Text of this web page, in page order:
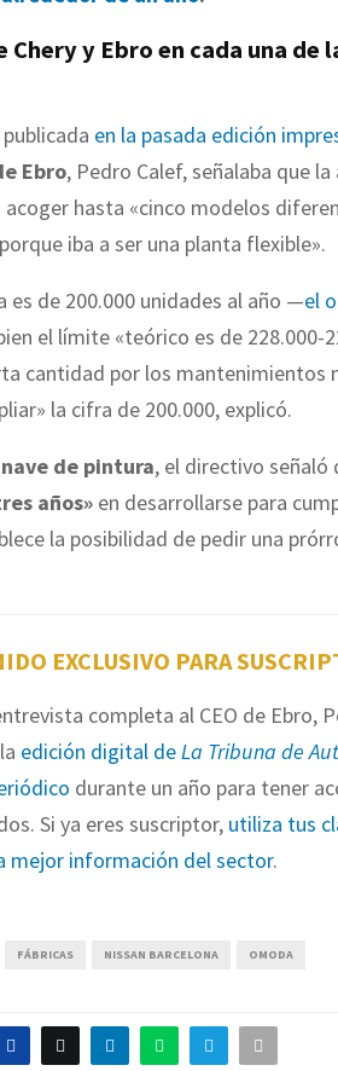
y Ebro en cada una de
en la pasada edición
Ebro, Pedro Calef, señalaba que
hasta «cinco modelos
iba a ser una planta flexible».
de 200.000 unidades al año —el
el límite «teórico es de 228.000-
cantidad por los mantenimientos
la cifra de 200.000, explicó.
de pintura, el directivo señaló
años» en desarrollarse para
la posibilidad de pedir una
EXCLUSIVO PARA
completa al CEO de Ebro,
edición digital deLa Tribuna de
durante un año para tener
Si ya eres suscriptor, utiliza tus
mejor información del sector.
FÁBRICAS NISSAN BARCELONA OMODA